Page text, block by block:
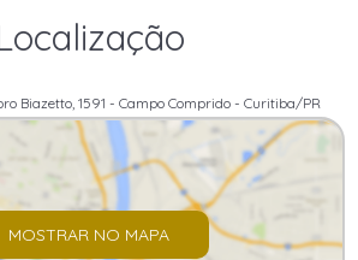
Biazetto, 1591 - Campo Comprido - Curitiba/PR
MOSTRAR NO MAPA